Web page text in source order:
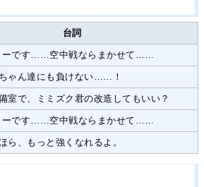
台詞
ーです……空中戦ならまかせて……
ゃん達にも負けない……！
室で、ミミズク君の改造してもいい？
ーです……空中戦ならまかせて……
ら、もっと強くなれるよ。